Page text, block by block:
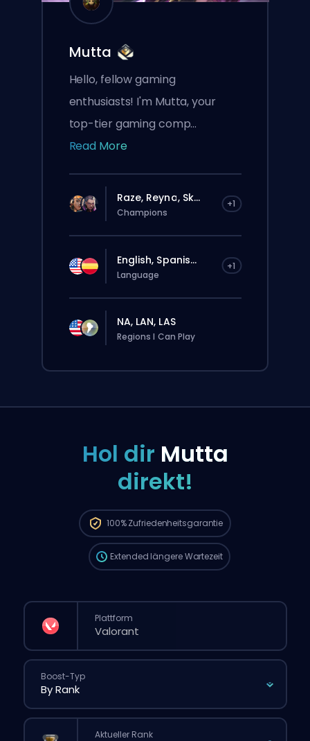
Mutta
Hello, fellow gaming
enthusiasts! I'm Mutta, your
top-tier gaming comp...
Read More
Raze, Reyna, Sk... +1
Champions
English, Spanis... +1
Language
NA, LAN, LAS
Regions I Can Play
Hol dir Mutta
direkt!
100%Zufriedenheitsgarantie
Deine Bestellung wird automatisch
die Wartezeit länger sein als bei einer
normalen Bestellung über die Website.
Extended längere Wartezeit
Plattform
Boost-Typ
Aktueller Rank